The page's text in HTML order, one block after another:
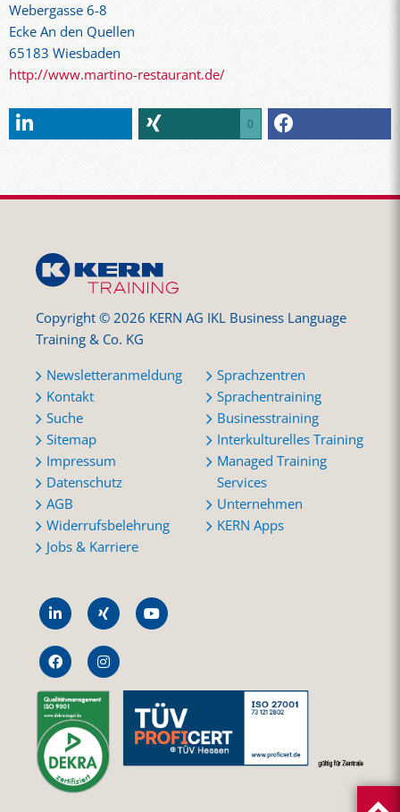
Webergasse 6-8
Ecke An den Quellen
65183 Wiesbaden
http://www.martino-restaurant.de/
0
Copyright © 2026 KERN AG IKL Business Language
Training & Co. KG
Newsletteranmeldung
Kontakt
Suche
Sitemap
Impressum
Datenschutz
AGB
Widerrufsbelehrung
Jobs & Karriere
Sprachzentren
Sprachentraining
Businesstraining
Interkulturelles Training
Managed Training
Services
Unternehmen
KERN Apps